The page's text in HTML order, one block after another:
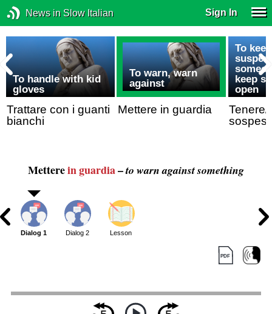
News in Slow Italian Sign In
To handle with kid
gloves
Trattare con i guanti
bianchi
To warn, warn
against
Mettere in guardia
To
keep
open
Tenere/
Metterein guardia–to warn against something
Dialog 1 Dialog 2 Lesson